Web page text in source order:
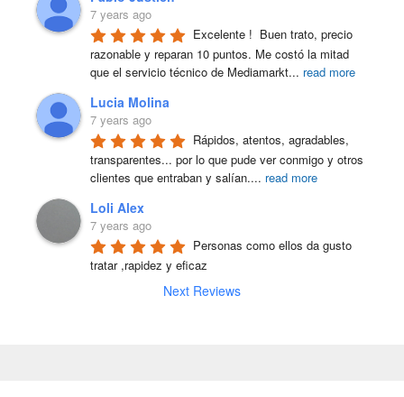
7 years ago
Excelente !  Buen trato, precio
razonable y reparan 10 puntos. Me costó la mitad
que el servicio técnico de Mediamarkt... read more
Lucia Molina
7 years ago
Rápidos, atentos, agradables,
transparentes... por lo que pude ver conmigo y otros
clientes que entraban y salían.... read more
Loli Alex
7 years ago
Personas como ellos da gusto
tratar ,rapidez y eficaz
Next Reviews